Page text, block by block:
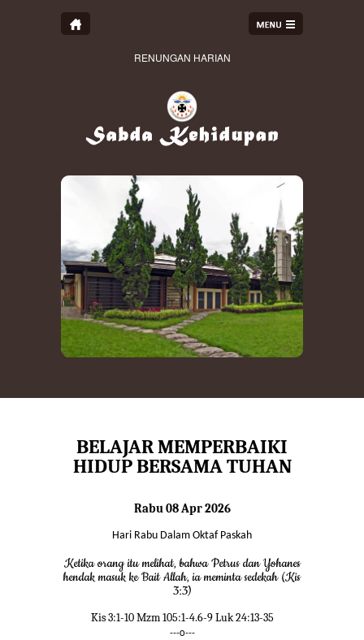
RENUNGAN HARIAN
BELAJAR MEMPERBAIKI
HIDUP BERSAMA TUHAN
Rabu 08 Apr 2026
Hari Rabu Dalam Oktaf Paskah
Ketika orang itu melihat, bahwa Petrus dan Yohanes
hendak masuk ke Bait Allah, ia meminta sedekah (Kis
3:3)
Kis 3:1-10 Mzm 105:1-4.6-9 Luk 24:13-35
---o---